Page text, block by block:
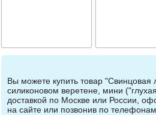
Вы можете купить товар "Свинцовая
силиконовом веретене, мини
доставкой по Москве или России,
на сайте или позвонив по